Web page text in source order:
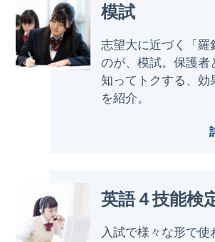
模試
志望大に近づく「羅
のが、模試。保護者
知ってトクする、効
を紹介。
英語４技能検
入試で様々な形で使